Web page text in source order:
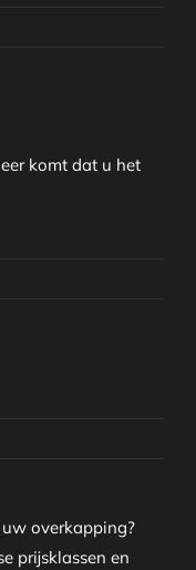
komt dat u het
overkapping?
prijsklassen en